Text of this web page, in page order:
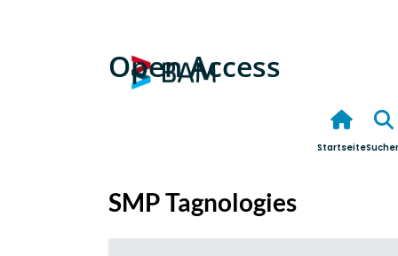
Open Access
Startseite
SMP Tagnologies